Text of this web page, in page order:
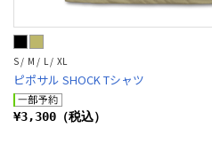
S / M / L / XL
ピポサル SHOCK Tシャツ
¥3,300（税込）